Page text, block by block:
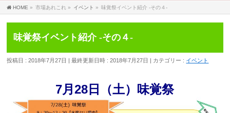
HOME » 市場あれこれ » イベント » 味覚祭イベント紹介 -その４-
味覚祭イベント紹介 -その４-
投稿日 : 2018年7月27日 最終更新日時 : 2018年7月27日 カテゴリー : イベント
7月28日（土）味覚祭